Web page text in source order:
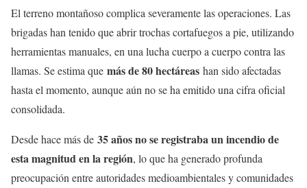
El terreno montañoso complica severamente las operaciones. Las
brigadas han tenido que abrir trochas cortafuegos a pie, utilizando
herramientas manuales, en una lucha cuerpo a cuerpo contra las
llamas. Se estima que más de 80 hectáreas han sido afectadas
hasta el momento, aunque aún no se ha emitido una cifra oficial
consolidada.
Desde hace más de 35 años no se registraba un incendio de
esta magnitud en la región, lo que ha generado profunda
preocupación entre autoridades medioambientales y comunidades